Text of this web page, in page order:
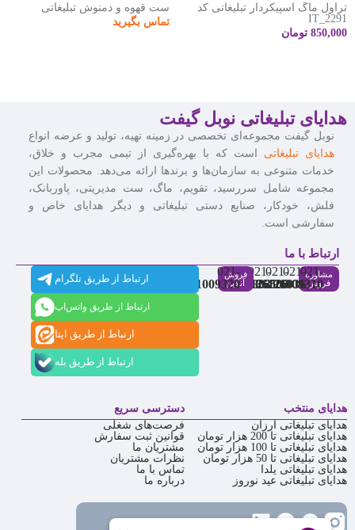
تراول ماگ اسپیکر‌دار تبلیغاتی کد
IT_2291
850,000 تومان
ست قهوه و دمنوش تبلیغاتی
تماس بگیرید
هدایای تبلیغاتی نوبل گیفت
نوبل گیفت مجموعه‌ای تخصصی در زمینه تهیه، تولید و عرضه انواع
هدایای تبلیغاتی است که با بهره‌گیری از تیمی مجرب و خلاق،
خدمات متنوعی به سازمان‌ها و برندها ارائه می‌دهد. محصولات این
مجموعه شامل سررسید، تقویم، ماگ، ست مدیریتی، پاوربانک،
فلش، خودکار، صنایع دستی تبلیغاتی و دیگر هدایای خاص و
سفارشی است.
ارتباط با ما
مشاوره
فروش
021-
91009310
021-
86126036
021-
86126506
021-
88537803
فروش
آنلاین
021-
91009320
ارتباط از طریق تلگرام
ارتباط از طریق واتس‌اپ
ارتباط از طریق ایتا
ارتباط از طریق بله
هدایای منتخب
هدایای تبلیغاتی ارزان
هدایای تبلیغاتی تا 200 هزار تومان
هدایای تبلیغاتی تا 100 هزار تومان
هدایای تبلیغاتی تا 50 هزار تومان
هدایای تبلیغاتی یلدا
هدایای تبلیغاتی عید نوروز
دسترسی سریع
فرصت‌های شغلی
قوانین ثبت سفارش
مشتریان ما
نظرات مشتریان
تماس با ما
درباره ما